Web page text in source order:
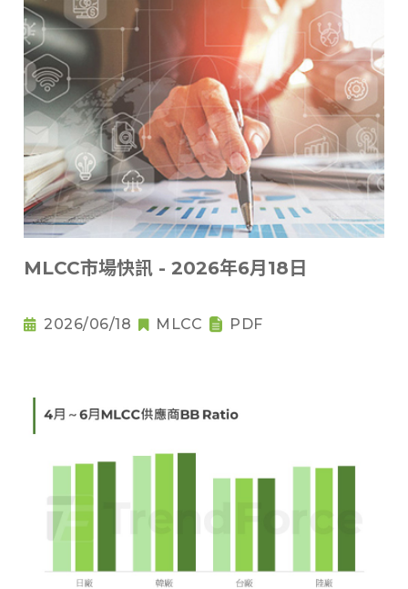
MLCC市場快訊 - 2026年6月18日
2026/06/18 MLCC PDF